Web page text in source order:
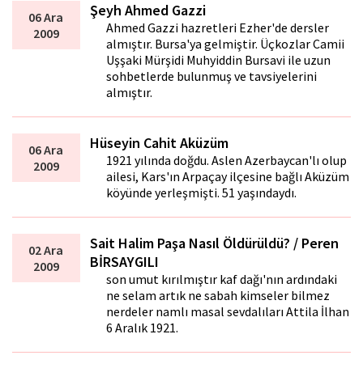
06 Ara
2009
Şeyh Ahmed Gazzi
Ahmed Gazzi hazretleri Ezher'de dersler
almıştır. Bursa'ya gelmiştir. Üçkozlar Camii
Uşşaki Mürşidi Muhyiddin Bursavi ile uzun
sohbetlerde bulunmuş ve tavsiyelerini
almıştır.
06 Ara
2009
Hüseyin Cahit Aküzüm
1921 yılında doğdu. Aslen Azerbaycan'lı olup
ailesi, Kars'ın Arpaçay ilçesine bağlı Aküzüm
köyünde yerleşmişti. 51 yaşındaydı.
02 Ara
2009
Sait Halim Paşa Nasıl Öldürüldü? / Peren
BİRSAYGILI
son umut kırılmıştır kaf dağı'nın ardındaki
ne selam artık ne sabah kimseler bilmez
nerdeler namlı masal sevdalıları Attila İlhan
6 Aralık 1921.